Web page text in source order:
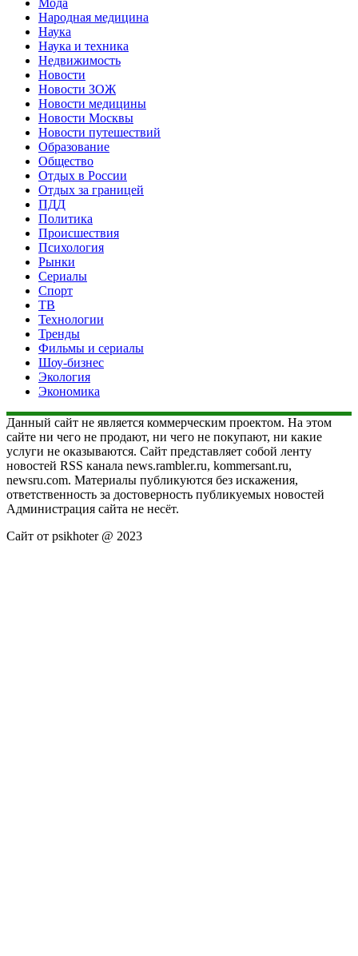
Мода
Народная медицина
Наука
Наука и техника
Недвижимость
Новости
Новости ЗОЖ
Новости медицины
Новости Москвы
Новости путешествий
Образование
Общество
Отдых в России
Отдых за границей
ПДД
Политика
Происшествия
Психология
Рынки
Сериалы
Спорт
ТВ
Технологии
Тренды
Фильмы и сериалы
Шоу-бизнес
Экология
Экономика
Данный сайт не является коммерческим проектом. На этом
сайте ни чего не продают, ни чего не покупают, ни какие
услуги не оказываются. Сайт представляет собой ленту
новостей RSS канала news.rambler.ru, kommersant.ru,
newsru.com. Материалы публикуются без искажения,
ответственность за достоверность публикуемых новостей
Администрация сайта не несёт.
Сайт от psikhoter @ 2023